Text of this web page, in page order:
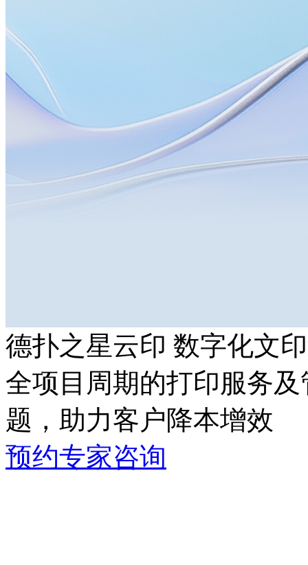
德扑之星云印 数字化文
全项目周期的打印服务及
题，助力客户降本增效
预约专家咨询